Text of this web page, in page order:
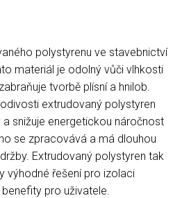
polystyrenu ve stavebnictví
materiál je odolný vůči vlhkosti
tvorbě plísní a hnilob.
extrudovaný polystyren
snižuje energetickou náročnost
se zpracovává a má dlouhou
Extrudovaný polystyren tak
výhodné řešení pro izolaci
pro uživatele.